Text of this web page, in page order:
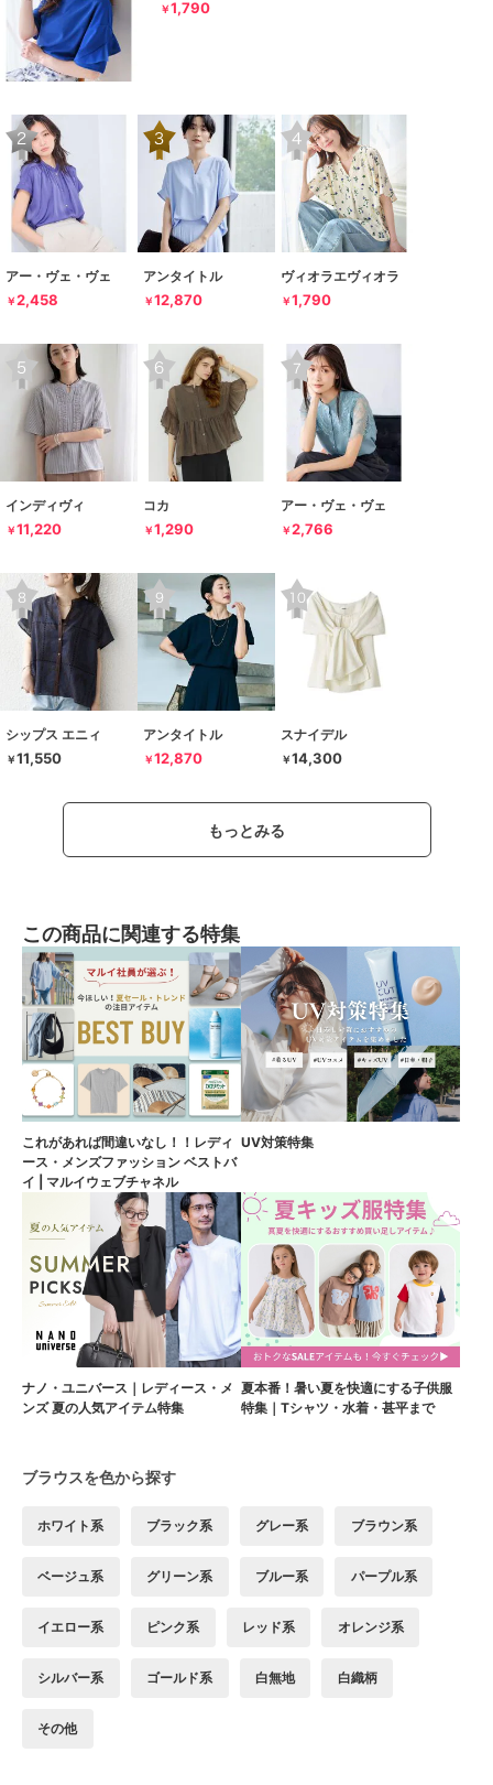
￥1,790
アー・ヴェ・ヴェ
￥2,458
アンタイトル
￥12,870
ヴィオラエヴィオラ
￥1,790
インディヴィ
￥11,220
コカ
￥1,290
アー・ヴェ・ヴェ
￥2,766
シップス エニィ
￥11,550
アンタイトル
￥12,870
スナイデル
￥14,300
もっとみる
この商品に関連する特集
これがあれば間違いなし！！レディ
ース・メンズファッション ベストバ
イ | マルイウェブチャネル
UV対策特集
ナノ・ユニバース｜レディース・メ
ンズ 夏の人気アイテム特集
夏本番！暑い夏を快適にする子供服
特集｜Tシャツ・水着・甚平まで
ブラウスを色から探す
ホワイト系 ブラック系 グレー系 ブラウン系
ベージュ系 グリーン系 ブルー系 パープル系
イエロー系 ピンク系 レッド系 オレンジ系
シルバー系 ゴールド系 白無地 白織柄
その他